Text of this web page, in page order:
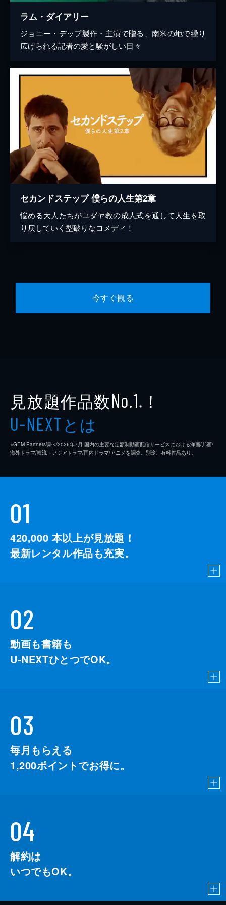
ラム・ダイアリー
ジョニー・デップ製作・主演で贈る、南米の地で繰り
広げられる記者の愛と騒がしい日々
セカンドステップ 僕らの人生第2章
悩める大人たちがユダヤ教の成人式を通して人生を取
り戻していく型破りなコメディ！
今すぐ観る
見放題作品数No.1 ※ ！
U-NEXTとは
※GEM Partners調べ/2026年7⽉ 国内の主要な定額制動画配信サービスにおける洋画/邦画/
海外ドラマ/韓流・アジアドラマ/国内ドラマ/アニメを調査。別途、有料作品あり。
01
420,000 本以上が見放題！
最新レンタル作品も充実。
02
動画も書籍も
U-NEXTひとつでOK。
03
毎月もらえる
1,200ポイントでお得に。
04
解約は
いつでもOK。